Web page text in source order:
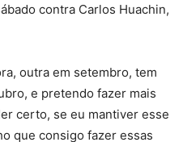
contra Carlos Huachin,
outra em setembro, tem
e pretendo fazer mais
certo, se eu mantiver esse
que consigo fazer essas